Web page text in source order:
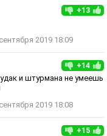
+13
2019 18:09
+14
и штурмана не умеешь
2019 18:08
+15